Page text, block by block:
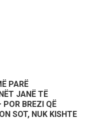
PARË
JANË TË
BREZI QË
SOT, NUK KISHTE